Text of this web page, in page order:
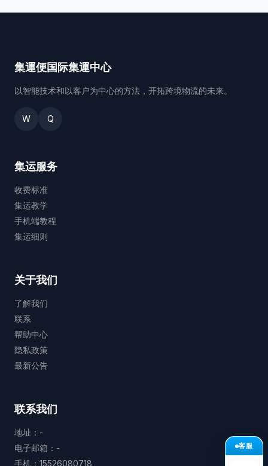
集運便国际集運中心
以智能技术和以客户为中心的方法，开拓跨境物流的未来。
W Q
集运服务
收费标准
集运教学
手机端教程
集运细则
关于我们
了解我们
联系
帮助中心
隐私政策
最新公告
联系我们
地址：-
电子邮箱：-
手机：15526080718
客服